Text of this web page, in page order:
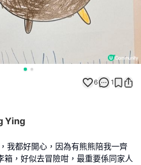
6 1
Ying
我都好開心，因為有熊熊陪我一齊
箱，好似去冒險咁，最重要係同家人